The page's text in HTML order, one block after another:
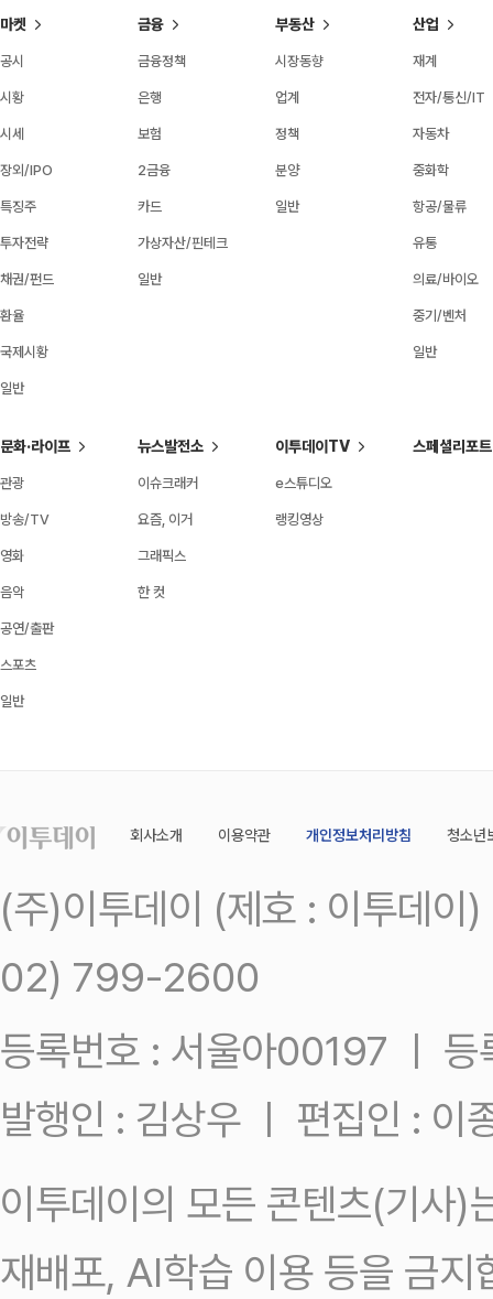
마켓
공시
시황
시세
장외/IPO
특징주
투자전략
채권/펀드
환율
국제시황
일반
금융
금융정책
은행
보험
2금융
카드
가상자산/핀테크
일반
부동산
시장동향
업계
정책
분양
일반
산업
재계
전자/통신/IT
자동차
중화학
항공/물류
유통
의료/바이오
중기/벤처
일반
문화·라이프
관광
방송/TV
영화
음악
공연/출판
스포츠
일반
뉴스발전소
이슈크래커
요즘, 이거
그래픽스
한 컷
이투데이TV
e스튜디오
랭킹영상
스페셜리포트
회사소개 이용약관 개인정보처리방침 청소년
(주)이투데이 (제호 : 이투데
02) 799-2600
등록번호 : 서울아00197 ㅣ
발행인 : 김상우 ㅣ 편집인 : 이
이투데이의 모든 콘텐츠(기사)
재배포, AI학습 이용 등을 금지